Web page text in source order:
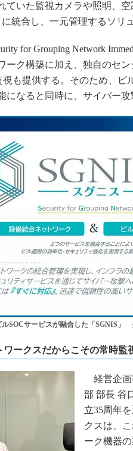
ていた監視カメラや照明、
統合し、一元管理するソリ
for Grouping Network
ク構築に加え、独自のセン
視も提供する。そのため、
になると同時に、サイバー攻
SOCサービスが融合した「SGNIS」
ークスだからこその常時監
経営企画
部 部長 谷
立35周年
クスは、
ーク機器